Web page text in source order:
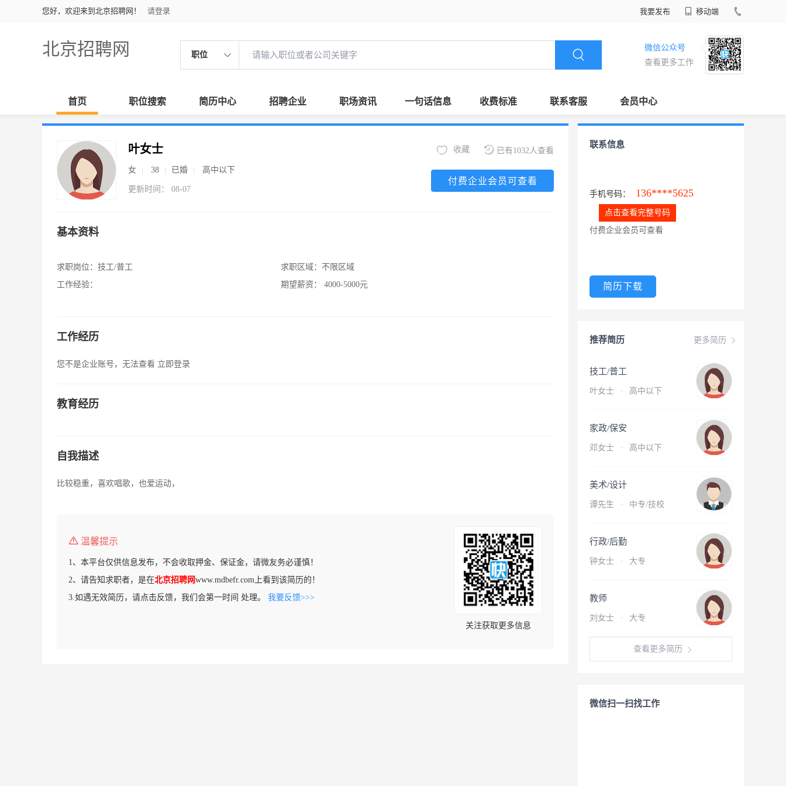
您好，欢迎来到北京招聘网！ 请登录 我要发布 移动端
北京招聘网 职位
微信公众号
查看更多工作
首页 职位搜索 简历中心 招聘企业 职场资讯 一句话信息 收费标准 联系客服 会员中心
叶女士
女 38 已婚 高中以下
更新时间： 08-07
已有1032人查看
收藏
付费企业会员可查看
基本资料
求职岗位： 技工/普工
工作经验：
求职区域： 不限区域
期望薪资：
4000-5000元
工作经历
您不是企业账号，无法查看 立即登录
教育经历
自我描述
比较稳重，喜欢唱歌，也爱运动，
温馨提示
1、本平台仅供信息发布，不会收取押金、保证金，请微友务必谨慎！
2、请告知求职者，是在北京招聘网www.mdbefr.com上看到该简历的！
3.如遇无效简历，请点击反馈，我们会第一时间 处理。 我要反馈>>>
关注获取更多信息
联系信息
手机号码： 136****5625
点击查看完整号码
付费企业会员可查看
简历下载
更多简历
推荐简历
技工/普工
叶女士 · 高中以下
家政/保安
邓女士 · 高中以下
美术/设计
谭先生 · 中专/技校
行政/后勤
钟女士 · 大专
教师
刘女士 · 大专
查看更多简历
微信扫一扫找工作